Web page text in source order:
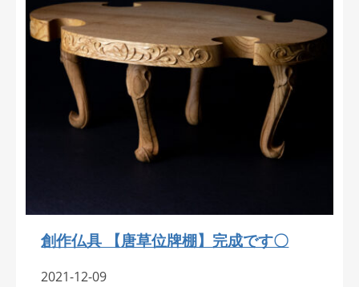
創作仏具 【唐草位牌棚】完成です〇
2021-12-09